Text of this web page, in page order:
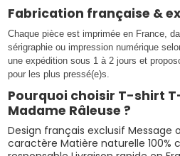
Fabrication française &
Chaque pièce est imprimée en France,
sérigraphie ou impression numérique
une expédition sous 1 à 2 jours et
pour les plus pressé(e)s.
Pourquoi choisir T-shirt
Madame Râleuse ?
Design français exclusif Message
caractère Matière naturelle 100%